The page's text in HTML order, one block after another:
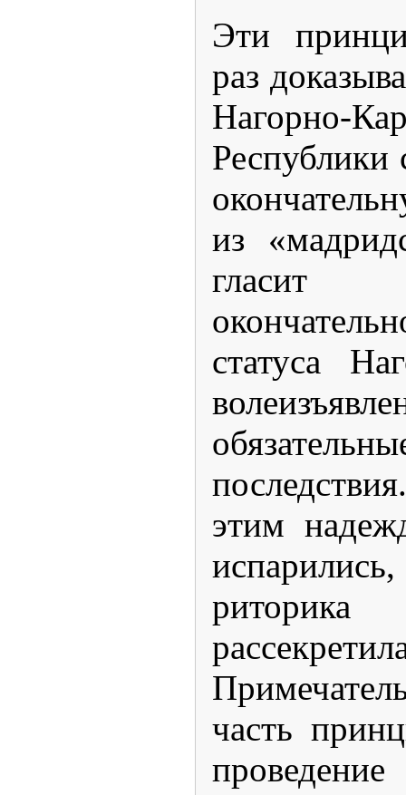
Эти
раз
Нагорно-
из
статуса
этим
часть